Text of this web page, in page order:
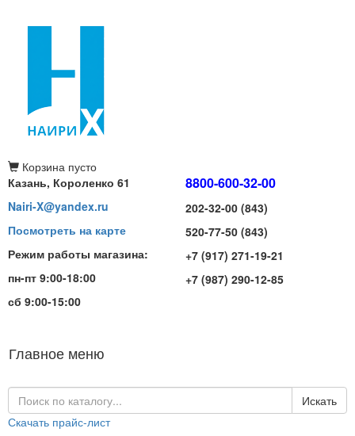
Корзина пусто
Казань, Короленко 61
Nairi-X@yandex.ru
Посмотреть на карте
Режим работы магазина:
пн-пт 9:00-18:00
сб 9:00-15:00
8800-600-32-00
202-32-00 (843)
520-77-50 (843)
+7 (917) 271-19-21
+7 (987) 290-12-85
Главное меню
Искать
Скачать прайс-лист